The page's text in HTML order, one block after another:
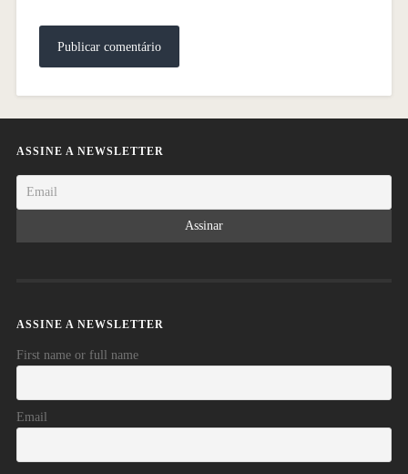
ASSINE A NEWSLETTER
ASSINE A NEWSLETTER
First name or full name
Email